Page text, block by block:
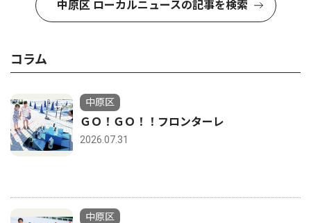
中原区 ローカルニュースの記事を検索
コラム
中原区
ＧＯ！ＧＯ！！フロンターレ
2026.07.31
中原区